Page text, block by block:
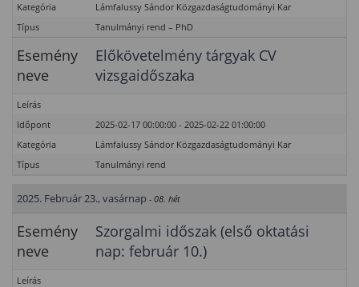
Kategória
Lámfalussy Sándor Közgazdaságtudományi Kar
Típus
Tanulmányi rend – PhD
Esemény
neve
Előkövetelmény tárgyak CV
vizsgaidőszaka
Leírás
Időpont
2025-02-17 00:00:00 - 2025-02-22 01:00:00
Kategória
Lámfalussy Sándor Közgazdaságtudományi Kar
Típus
Tanulmányi rend
2025. Február 23., vasárnap - 08. hét
Esemény
neve
Szorgalmi időszak (első oktatási
nap: február 10.)
Leírás